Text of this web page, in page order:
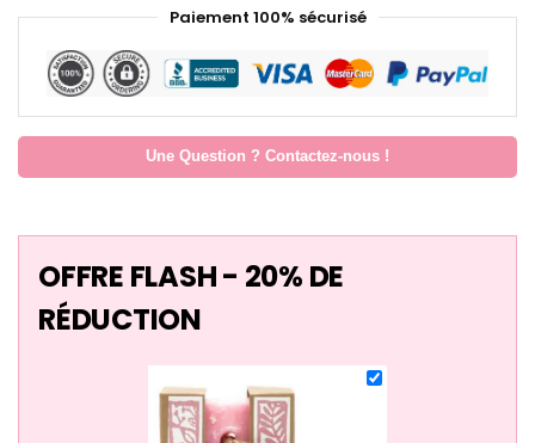
Paiement 100% sécurisé
Une Question ? Contactez-nous !
OFFRE FLASH - 20% DE
RÉDUCTION